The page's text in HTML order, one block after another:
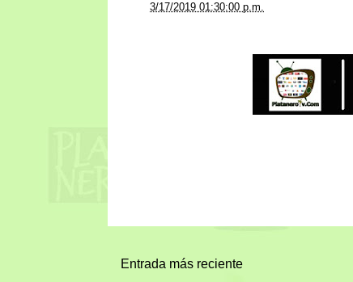
3/17/2019 01:30:00 p.m.
Entrada más reciente